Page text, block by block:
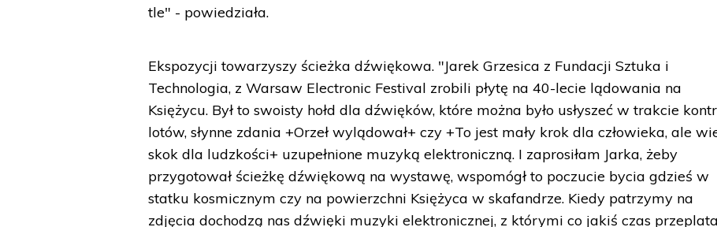
tle" - powiedziała.
Ekspozycji towarzyszy ścieżka dźwiękowa. "Jarek Grzesica z Fundacji Sztuka i
Technologia, z Warsaw Electronic Festival zrobili płytę na 40-lecie lądowania na
Księżycu. Był to swoisty hołd dla dźwięków, które można było usłyszeć w trakcie
lotów, słynne zdania +Orzeł wylądował+ czy +To jest mały krok dla człowieka, ale
skok dla ludzkości+ uzupełnione muzyką elektroniczną. I zaprosiłam Jarka, żeby
przygotował ścieżkę dźwiękową na wystawę, wspomógł to poczucie bycia gdzieś w
statku kosmicznym czy na powierzchni Księżyca w skafandrze. Kiedy patrzymy na
zdjęcia dochodzą nas dźwięki muzyki elektronicznej, z którymi co jakiś czas